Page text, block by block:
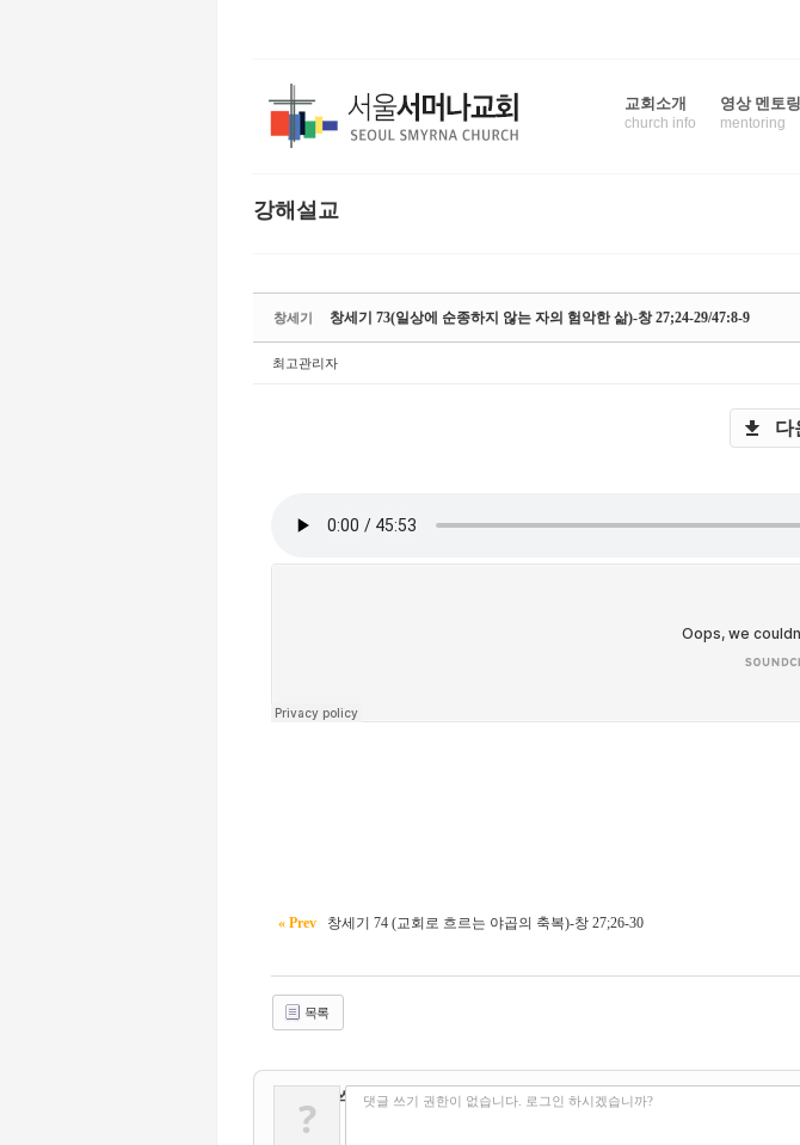
교회소개
church info
영상 멘토링
mentoring
강해설교
창세기 창세기 73(일상에 순종하지 않는 자의 험악한 삶)-창 27;24-29/47:8-9
최고관리자
다
« Prev 창세기 74 (교회로 흐르는 야곱의 축복)-창 27;26-30
목록
댓글 쓰기
? 댓글 쓰기 권한이 없습니다. 로그인 하시겠습니까?
Sketchbook5, 스케치북5
Sketchbook5, 스케치북5